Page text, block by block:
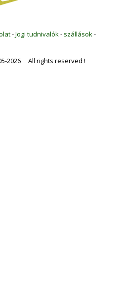
-Jogi tudnivalók- szállások-
2026 All rights reserved !